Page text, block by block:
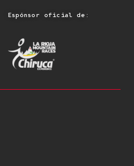
Espónsor oficial de: